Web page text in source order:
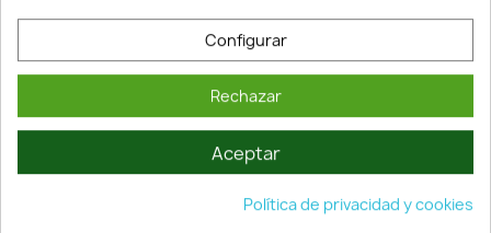
Configurar
Rechazar
Aceptar
Política de privacidad y cookies